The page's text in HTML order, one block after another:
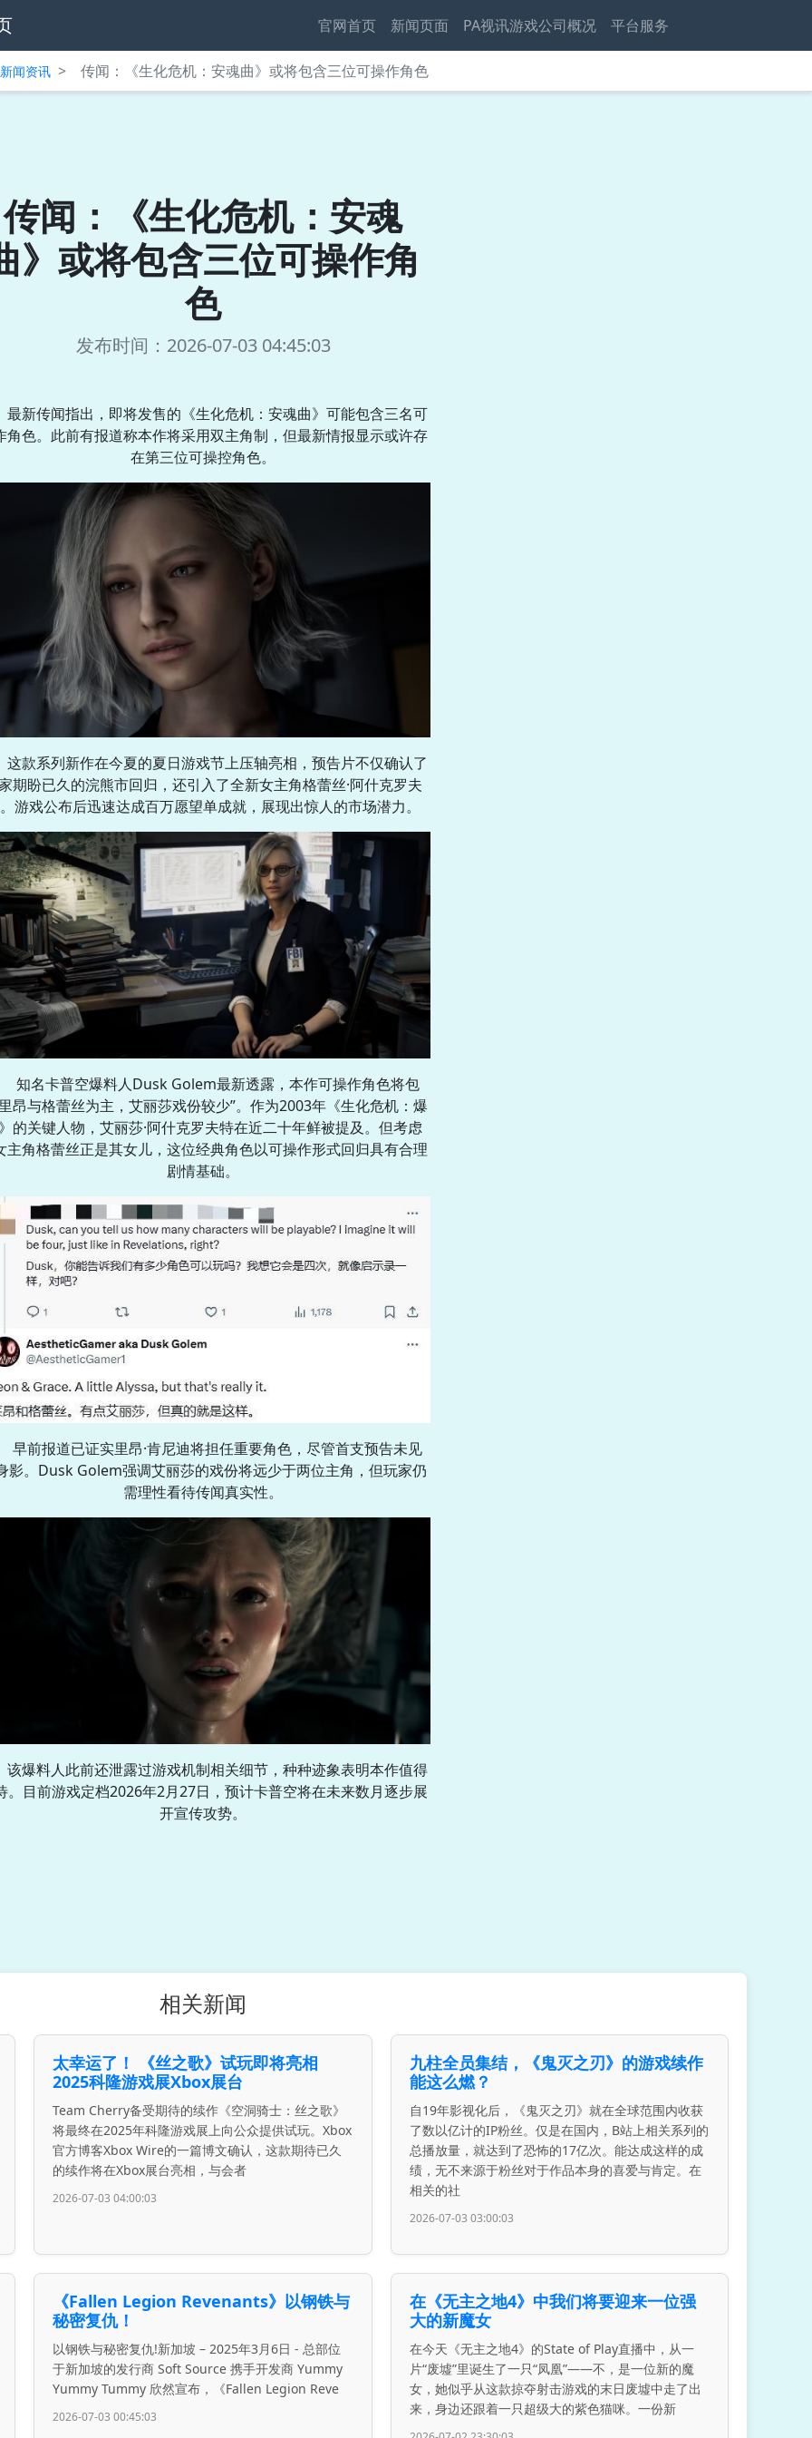
官网首页 新闻页面 PA视讯游戏公司概况 平台服务
闻资讯 > 传闻：《生化危机：安魂曲》或将包含三位可操作角色
传闻：《生化危机：安魂
》或将包含三位可操作角
色
发布时间：2026-07-03 04:45:03
最新传闻指出，即将发售的《生化危机：安魂曲》可能包含三名可
角色。此前有报道称本作将采用双主角制，但最新情报显示或许存
在第三位可操控角色。
这款系列新作在今夏的夏日游戏节上压轴亮相，预告片不仅确认了
期盼已久的浣熊市回归，还引入了全新女主角格蕾丝·阿什克罗夫
游戏公布后迅速达成百万愿望单成就，展现出惊人的市场潜力。
知名卡普空爆料人Dusk Golem最新透露，本作可操作角色将包
昂与格蕾丝为主，艾丽莎戏份较少”。作为2003年《生化危机：爆
的关键人物，艾丽莎·阿什克罗夫特在近二十年鲜被提及。但考虑
主角格蕾丝正是其女儿，这位经典角色以可操作形式回归具有合理
剧情基础。
早前报道已证实里昂·肯尼迪将担任重要角色，尽管首支预告未见
影。Dusk Golem强调艾丽莎的戏份将远少于两位主角，但玩家仍
需理性看待传闻真实性。
该爆料人此前还泄露过游戏机制相关细节，种种迹象表明本作值得
。目前游戏定档2026年2月27日，预计卡普空将在未来数月逐步展
开宣传攻势。
相关新闻
太幸运了！ 《丝之歌》试玩即将亮相
2025科隆游戏展Xbox展台
Team Cherry备受期待的续作《空洞骑士：丝之歌》
将最终在2025年科隆游戏展上向公众提供试玩。Xbox
官方博客Xbox Wire的一篇博文确认，这款期待已久
的续作将在Xbox展台亮相，与会者
2026-07-03 04:00:03
九柱全员集结，《鬼灭之刃》的游戏续作
能这么燃？
自19年影视化后，《鬼灭之刃》就在全球范围内收获
了数以亿计的IP粉丝。仅是在国内，B站上相关系列的
总播放量，就达到了恐怖的17亿次。能达成这样的成
绩，无不来源于粉丝对于作品本身的喜爱与肯定。在
相关的社
2026-07-03 03:00:03
《Fallen Legion Revenants》以钢铁与
秘密复仇！
以钢铁与秘密复仇!新加坡 – 2025年3月6日 - 总部位
于新加坡的发行商 Soft Source 携手开发商 Yummy
Yummy Tummy 欣然宣布，《Fallen Legion Reve
2026-07-03 00:45:03
在《无主之地4》中我们将要迎来一位强
大的新魔女
在今天《无主之地4》的State of Play直播中，从一
片“废墟”里诞生了一只“凤凰”——不，是一位新的魔
女，她似乎从这款掠夺射击游戏的末日废墟中走了出
来，身边还跟着一只超级大的紫色猫咪。一份新